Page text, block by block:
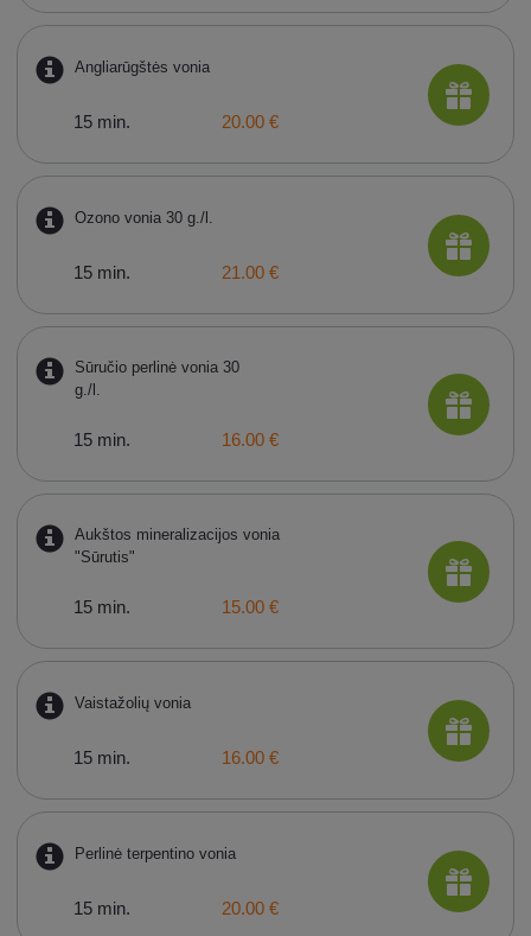
Angliarūgštės vonia
15 min. 20.00 €
Ozono vonia 30 g./l.
15 min. 21.00 €
Sūručio perlinė vonia 30
g./l.
15 min. 16.00 €
Aukštos mineralizacijos vonia
"Sūrutis"
15 min. 15.00 €
Vaistažolių vonia
15 min. 16.00 €
Perlinė terpentino vonia
15 min. 20.00 €